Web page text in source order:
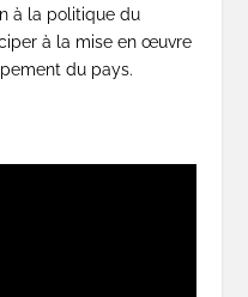
à la politique du
à la mise en œuvre
du pays.